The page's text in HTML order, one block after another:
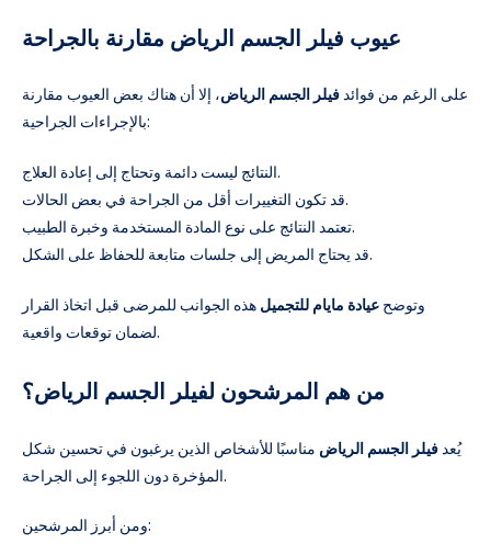
عيوب فيلر الجسم الرياض مقارنة بالجراحة
على الرغم من فوائدفيلر الجسم الرياض، إلا أن هناك بعض العيوب مقارنة
بالإجراءات الجراحية:
النتائج ليست دائمة وتحتاج إلى إعادة العلاج.
قد تكون التغييرات أقل من الجراحة في بعض الحالات.
تعتمد النتائج على نوع المادة المستخدمة وخبرة الطبيب.
قد يحتاج المريض إلى جلسات متابعة للحفاظ على الشكل.
وتوضح عيادة مايام للتجميل هذه الجوانب للمرضى قبل اتخاذ القرار
لضمان توقعات واقعية.
من هم المرشحون لفيلر الجسم الرياض؟
يُعد فيلر الجسم الرياض مناسبًا للأشخاص الذين يرغبون في تحسين شكل
المؤخرة دون اللجوء إلى الجراحة.
ومن أبرز المرشحين: